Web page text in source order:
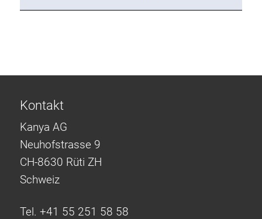
Kontakt
Kanya AG
Neuhofstrasse 9
CH-8630 Rüti ZH
Schweiz
Tel. +41 55 251 58 58